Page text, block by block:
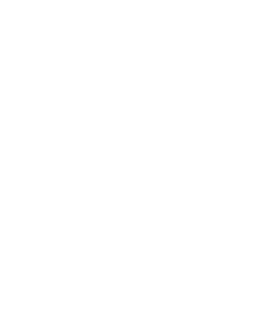
الهيدروليكية وتوليد
وآلات البناء والتعدين
من الصناعات لإنتاج
المباعة موجهة في
منظمة البحث والتطوير